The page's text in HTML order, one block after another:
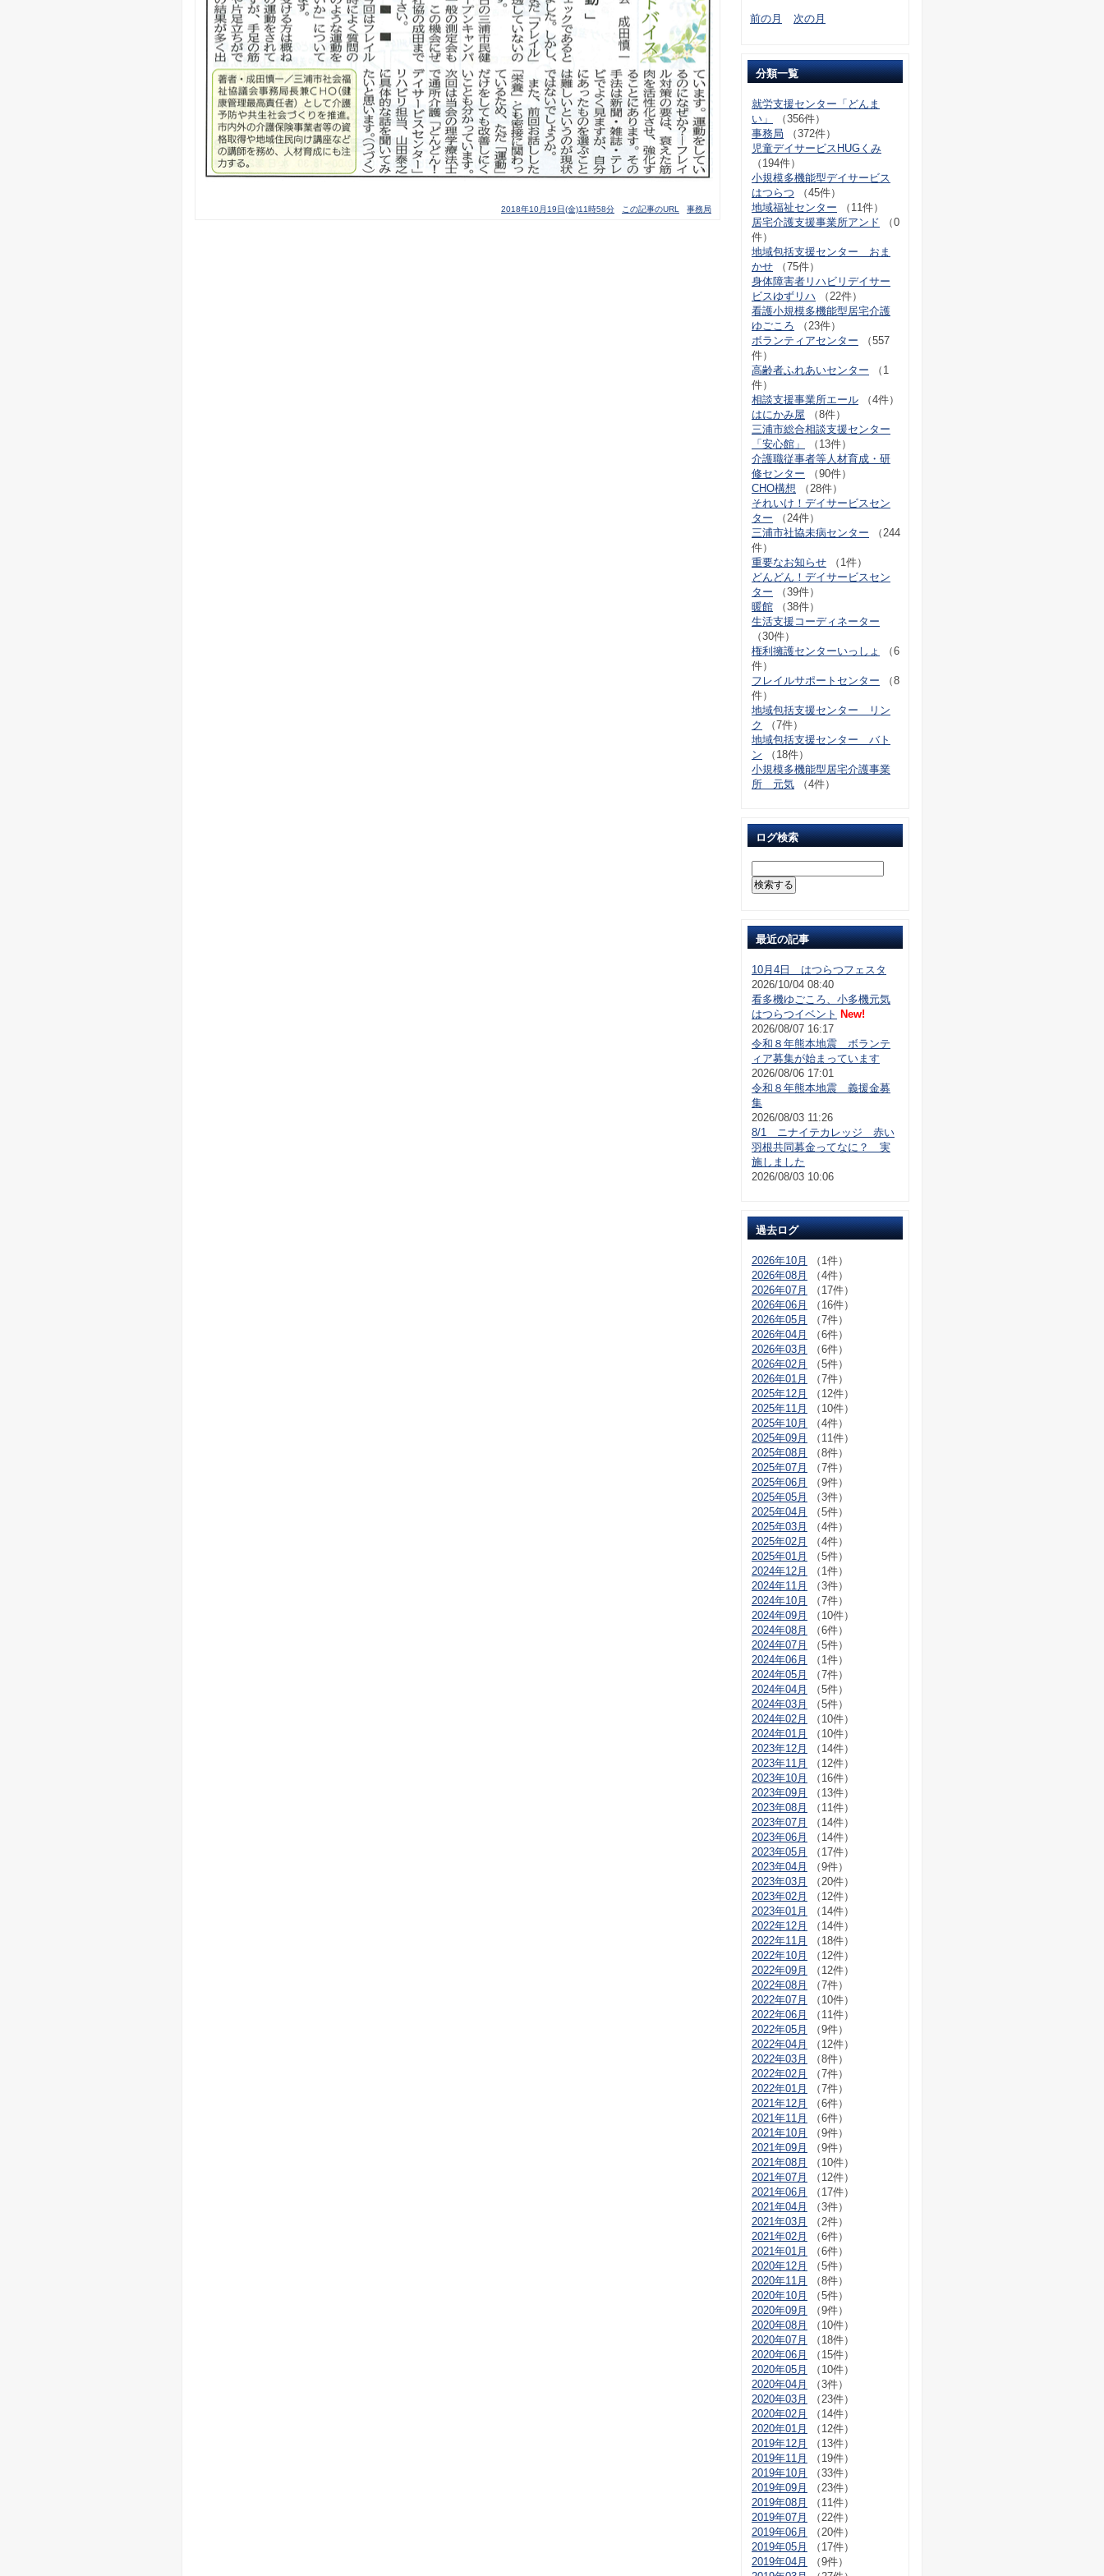
2018年10月19日(金)11時58分 この記事のURL 事務局
前の月
次の月
分類一覧
就労支援センター「どんま
い」
（356件）
事務局 （372件）
児童デイサービスHUGくみ
（194件）
小規模多機能型デイサービス
はつらつ （45件）
地域福祉センター （11件）
居宅介護支援事業所アンド （0
件）
地域包括支援センター おま
かせ （75件）
身体障害者リハビリデイサー
ビスゆずリハ （22件）
看護小規模多機能型居宅介護
ゆごころ （23件）
ボランティアセンター （557
件）
高齢者ふれあいセンター （1
件）
相談支援事業所エール （4件）
はにかみ屋 （8件）
三浦市総合相談支援センター
「安心館」
（13件）
介護職従事者等人材育成・研
修センター （90件）
CHO構想 （28件）
それいけ！デイサービスセン
ター （24件）
三浦市社協未病センター （244
件）
重要なお知らせ （1件）
どんどん！デイサービスセン
ター （39件）
暖館 （38件）
生活支援コーディネーター
（30件）
権利擁護センターいっしょ
（6
件）
フレイルサポートセンター （8
件）
地域包括支援センター リン
ク
（7件）
地域包括支援センター バト
ン （18件）
小規模多機能型居宅介護事業
所 元気 （4件）
ログ検索
最近の記事
10月4日 はつらつフェスタ
2026/10/04 08:40
看多機ゆごころ、小多機元気
はつらつイベント New!
2026/08/07 16:17
令和８年熊本地震 ボランテ
ィア募集が始まっています
2026/08/06 17:01
令和８年熊本地震 義援金募
集
2026/08/03 11:26
8/1 ニナイテカレッジ 赤い
羽根共同募金ってなに？ 実
施しました
2026/08/03 10:06
過去ログ
2026年10月
（1件）
2026年08月
（4件）
2026年07月
（17件）
2026年06月
（16件）
2026年05月
（7件）
2026年04月
（6件）
2026年03月
（6件）
2026年02月
（5件）
2026年01月
（7件）
2025年12月
（12件）
2025年11月
（10件）
2025年10月
（4件）
2025年09月
（11件）
2025年08月
（8件）
2025年07月
（7件）
2025年06月
（9件）
2025年05月
（3件）
2025年04月
（5件）
2025年03月
（4件）
2025年02月
（4件）
2025年01月
（5件）
2024年12月
（1件）
2024年11月
（3件）
2024年10月
（7件）
2024年09月
（10件）
2024年08月
（6件）
2024年07月
（5件）
2024年06月
（1件）
2024年05月
（7件）
2024年04月
（5件）
2024年03月
（5件）
2024年02月
（10件）
2024年01月
（10件）
2023年12月
（14件）
2023年11月
（12件）
2023年10月
（16件）
2023年09月
（13件）
2023年08月
（11件）
2023年07月
（14件）
2023年06月
（14件）
2023年05月
（17件）
2023年04月
（9件）
2023年03月
（20件）
2023年02月
（12件）
2023年01月
（14件）
2022年12月
（14件）
2022年11月
（18件）
2022年10月
（12件）
2022年09月
（12件）
2022年08月
（7件）
2022年07月
（10件）
2022年06月
（11件）
2022年05月
（9件）
2022年04月
（12件）
2022年03月
（8件）
2022年02月
（7件）
2022年01月
（7件）
2021年12月
（6件）
2021年11月
（6件）
2021年10月
（9件）
2021年09月
（9件）
2021年08月
（10件）
2021年07月
（12件）
2021年06月
（17件）
2021年04月
（3件）
2021年03月
（2件）
2021年02月
（6件）
2021年01月
（6件）
2020年12月
（5件）
2020年11月
（8件）
2020年10月
（5件）
2020年09月
（9件）
2020年08月
（10件）
2020年07月
（18件）
2020年06月
（15件）
2020年05月
（10件）
2020年04月
（3件）
2020年03月
（23件）
2020年02月
（14件）
2020年01月
（12件）
2019年12月
（13件）
2019年11月
（19件）
2019年10月
（33件）
2019年09月
（23件）
2019年08月
（11件）
2019年07月
（22件）
2019年06月
（20件）
2019年05月
（17件）
2019年04月
（9件）